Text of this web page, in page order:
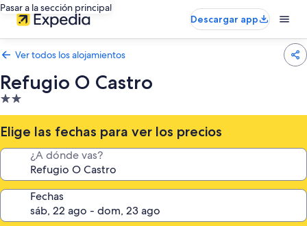
Pasar a la sección principal
Descargar app
Ver todos los alojamientos
Refugio O Castro
Alojamiento
de
2.0 estrellas
Elige las fechas para ver los precios
¿A dónde vas?
Fechas